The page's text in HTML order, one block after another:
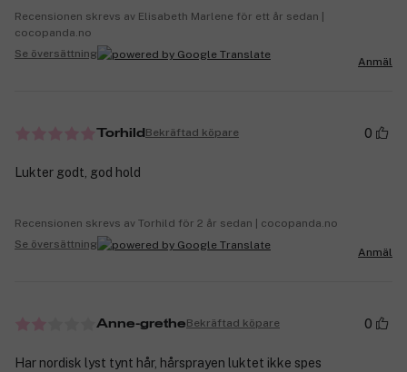
Recensionen skrevs av Elisabeth Marlene för ett år sedan |
cocopanda.no
Se översättning
Anmäl
Torhild Bekräftad köpare 0
Lukter godt, god hold
Recensionen skrevs av Torhild för 2 år sedan | cocopanda.no
Se översättning
Anmäl
Anne-gretheBekräftad köpare 0
Har nordisk lyst tynt hår, hårsprayen luktet ikke spes